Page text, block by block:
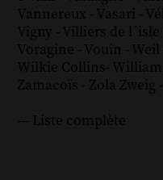
Vannereux - Vasari -
Vigny - Villiers de l´isle
Voragine - Vouin - Weil
Wilkie Collins-
Zamacoïs - Zola Zweig -
--- Liste complète